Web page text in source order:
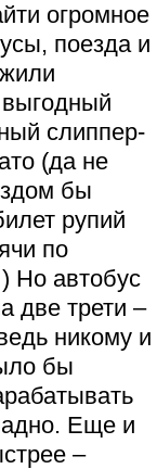
огромное
поезда и
слиппер-
(да не
бы
рупий
по
Но автобус
две трети –
никому и
бы
Еще и
–